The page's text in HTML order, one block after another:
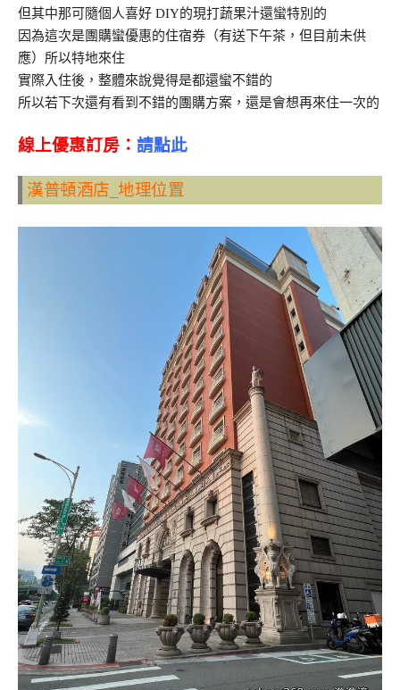
但其中那可隨個人喜好 DIY的現打蔬果汁還蠻特別的
因為這次是團購蠻優惠的住宿券（有送下午茶，但目前未供
應）所以特地來住
實際入住後，整體來說覺得是都還蠻不錯的
所以若下次還有看到不錯的團購方案，還是會想再來住一次的
線上優惠訂房： 請點此
漢普頓酒店_地理位置